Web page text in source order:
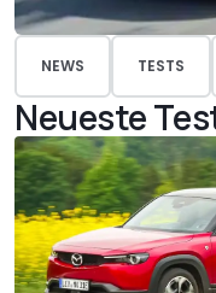
NEWS TESTS
Neueste